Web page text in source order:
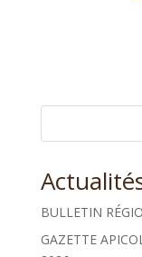
BULLETIN
GAZETTE